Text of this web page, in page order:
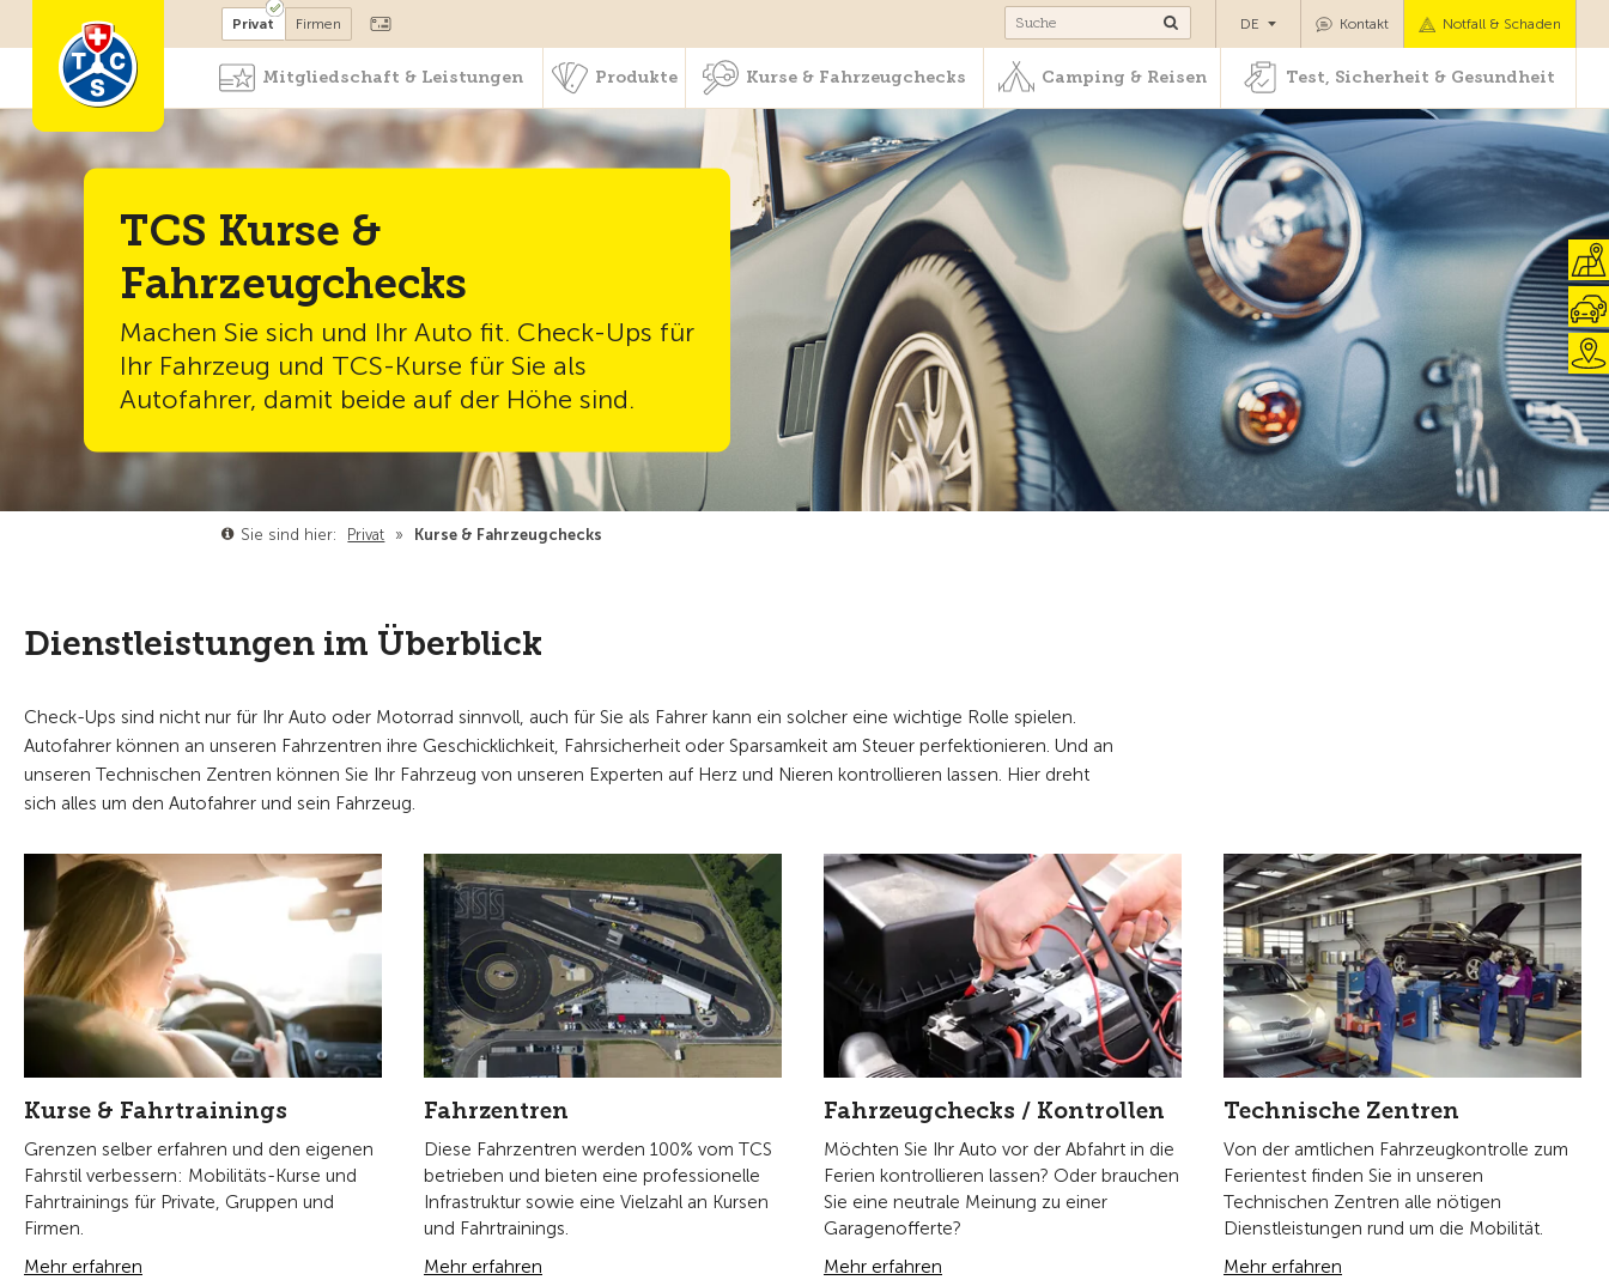
Mitglied werden Kurse & Fahrzeugchecks Camping & Reisen Test, Sicherheit & Gesundheit
Privat Firmen Kontakt Notfall & Schaden
DE
Mitgliedschaft & Leistungen Produkte Kurse & Fahrzeugchecks Camping & Reisen Test, Sicherheit & Gesundheit
TCS Kurse &
Fahrzeugchecks
Machen Sie sich und Ihr Auto fit. Check-Ups für
Ihr Fahrzeug und TCS-Kurse für Sie als
Autofahrer, damit beide auf der Höhe sind.
Sie sind hier: Privat » Kurse & Fahrzeugchecks
Dienstleistungen im Überblick
Check-Ups sind nicht nur für Ihr Auto oder Motorrad sinnvoll, auch für Sie als Fahrer kann ein solcher eine wichtige Rolle spielen.
Autofahrer können an unseren Fahrzentren ihre Geschicklichkeit, Fahrsicherheit oder Sparsamkeit am Steuer perfektionieren. Und an
unseren Technischen Zentren können Sie Ihr Fahrzeug von unseren Experten auf Herz und Nieren kontrollieren lassen. Hier dreht
sich alles um den Autofahrer und sein Fahrzeug.
Kurse & Fahrtrainings
Grenzen selber erfahren und den eigenen
Fahrstil verbessern: Mobilitäts-Kurse und
Fahrtrainings für Private, Gruppen und
Firmen.
Mehr erfahren
Fahrzentren
Diese Fahrzentren werden 100% vom TCS
betrieben und bieten eine professionelle
Infrastruktur sowie eine Vielzahl an Kursen
und Fahrtrainings.
Mehr erfahren
Fahrzeugchecks / Kontrollen
Möchten Sie Ihr Auto vor der Abfahrt in die
Ferien kontrollieren lassen? Oder brauchen
Sie eine neutrale Meinung zu einer
Garagenofferte?
Mehr erfahren
Technische Zentren
Von der amtlichen Fahrzeugkontrolle zum
Ferientest finden Sie in unseren
Technischen Zentren alle nötigen
Dienstleistungen rund um die Mobilität.
Mehr erfahren